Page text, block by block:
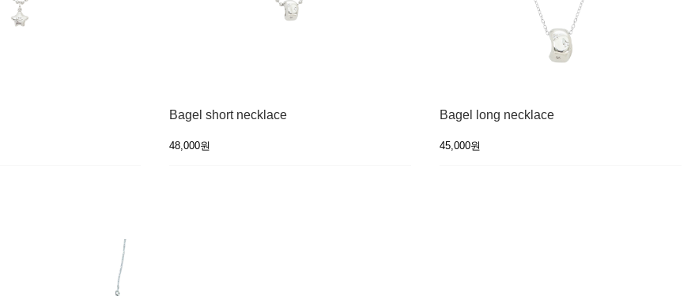
Bagel short necklace
48,000원
Bagel long necklace
45,000원